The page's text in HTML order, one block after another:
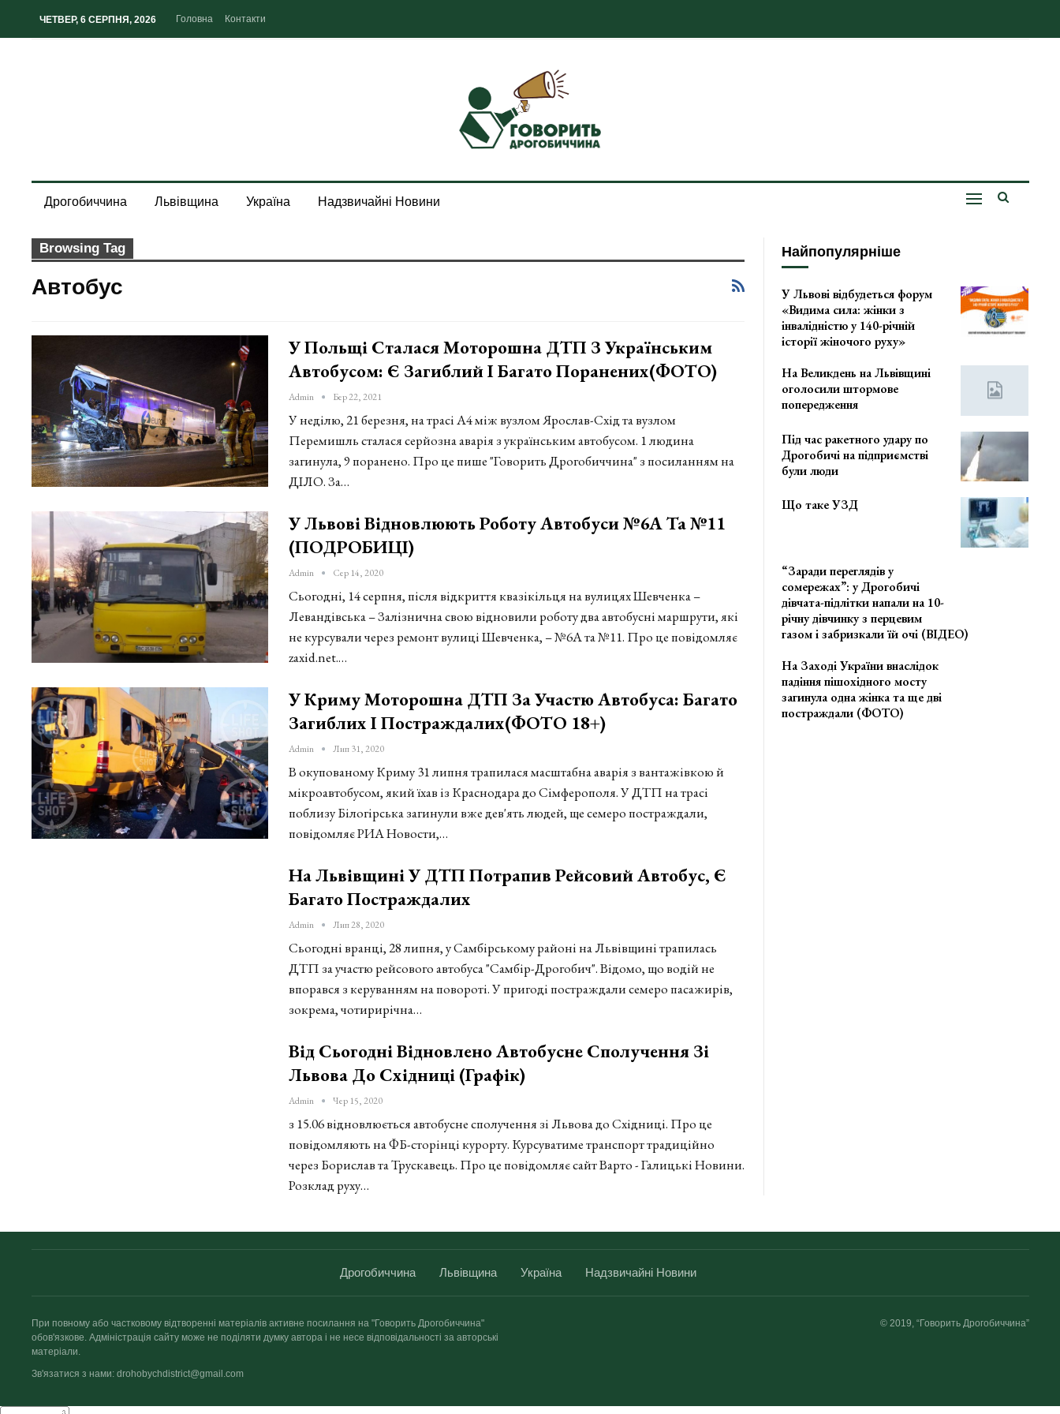
ЧЕТВЕР, 6 СЕРПНЯ, 2026 Головна Контакти
Дрогобиччина Львівщина Україна Надзвичайні Новини
Browsing Tag
Автобус
У Польщі Сталася Моторошна ДТП З Українським
Автобусом: Є Загиблий І Багато Поранених(ФОТО)
Admin Бер 22, 2021
У неділю, 21 березня, на трасі А4 між вузлом Ярослав-Схід та вузлом
Перемишль сталася серйозна аварія з українським автобусом. 1 людина
загинула, 9 поранено. Про це пише "Говорить Дрогобиччина" з посиланням на
ДІЛО. За…
У Львові Відновлюють Роботу Автобуси №6А Та №11
(ПОДРОБИЦІ)
Admin Сер 14, 2020
Сьогодні, 14 серпня, після відкриття квазікільця на вулицях Шевченка –
Левандівська – Залізнична свою відновили роботу два автобусні маршрути, які
не курсували через ремонт вулиці Шевченка, – №6А та №11. Про це повідомляє
zaxid.net.…
У Криму Моторошна ДТП За Участю Автобуса: Багато
Загиблих І Постраждалих(ФОТО 18+)
Admin Лип 31, 2020
В окупованому Криму 31 липня трапилася масштабна аварія з вантажівкою й
мікроавтобусом, який їхав із Краснодара до Сімферополя. У ДТП на трасі
поблизу Білогірська загинули вже дев'ять людей, ще семеро постраждали,
повідомляє РИА Новости,…
На Львівщині У ДТП Потрапив Рейсовий Автобус, Є
Багато Постраждалих
Admin Лип 28, 2020
Сьогодні вранці, 28 липня, у Самбірському районі на Львівщині трапилась
ДТП за участю рейсового автобуса "Самбір-Дрогобич". Відомо, що водій не
впорався з керуванням на повороті. У пригоді постраждали семеро пасажирів,
зокрема, чотирирічна…
Від Сьогодні Відновлено Автобусне Сполучення Зі
Львова До Східниці (графік)
Admin Чер 15, 2020
з 15.06 відновлюється автобусне сполучення зі Львова до Східниці. Про це
повідомляють на ФБ-сторінці курорту. Курсуватиме транспорт традиційно
через Борислав та Трускавець. Про це повідомляє сайт Варто - Галицькі Новини.
Розклад руху…
Найпопулярніше
У Львові відбудеться форум
«Видима сила: жінки з
інвалідністю у 140-річній
історії жіночого руху»
На Великдень на Львівщині
оголосили штормове
попередження
Під час ракетного удару по
Дрогобичі на підприємстві
були люди
Що таке УЗД
“Заради переглядів у
сомережах”: у Дрогобичі
дівчата-підлітки напали на 10-
річну дівчинку з перцевим
газом і забризкали їй очі (ВІДЕО)
На Заході України внаслідок
падіння пішохідного мосту
загинула одна жінка та ще дві
постраждали (ФОТО)
Дрогобиччина Львівщина Україна Надзвичайні Новини
При повному або частковому відтворенні матеріалів активне посилання на "Говорить Дрогобиччина"
обов'язкове. Адміністрація сайту може не поділяти думку автора і не несе відповідальності за авторські
матеріали.
Зв'язатися з нами: drohobychdistrict@gmail.com
© 2019, “Говорить Дрогобиччина”